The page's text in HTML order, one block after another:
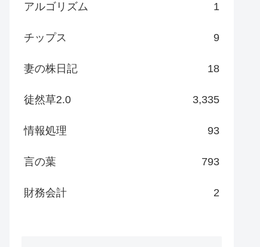
アルゴリズム 1
チップス 9
妻の株日記 18
徒然草2.0 3,335
情報処理 93
言の葉 793
財務会計 2